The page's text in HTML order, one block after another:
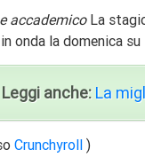
accademicoLa
onda la domenica su
Leggi anche: La
Crunchyroll )